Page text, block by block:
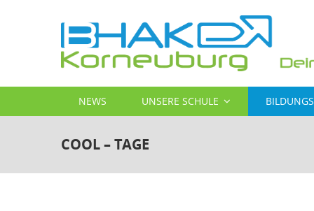
MAIN
NAVIGATION
NEWS UNSERE SCHULE
COOL – TAGE